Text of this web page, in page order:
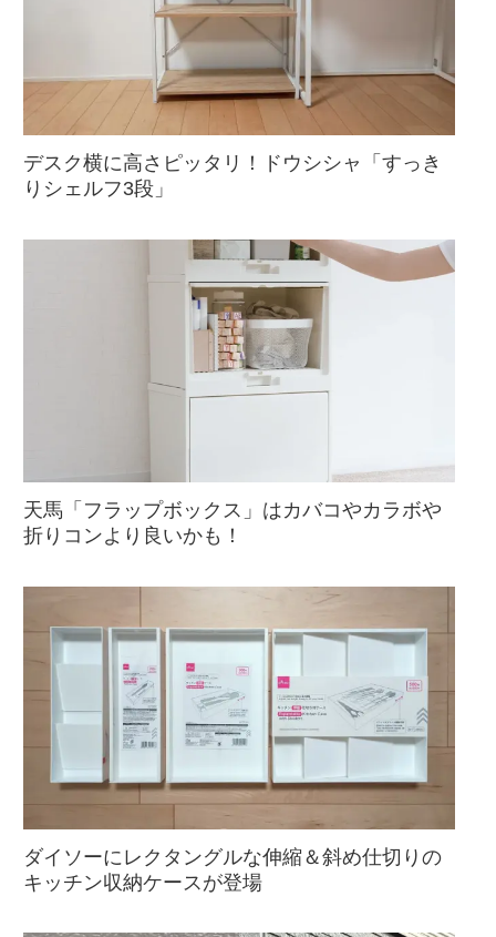
デスク横に高さピッタリ！ドウシシャ「すっき
りシェルフ3段」
天馬「フラップボックス」はカバコやカラボや
折りコンより良いかも！
ダイソーにレクタングルな伸縮＆斜め仕切りの
キッチン収納ケースが登場